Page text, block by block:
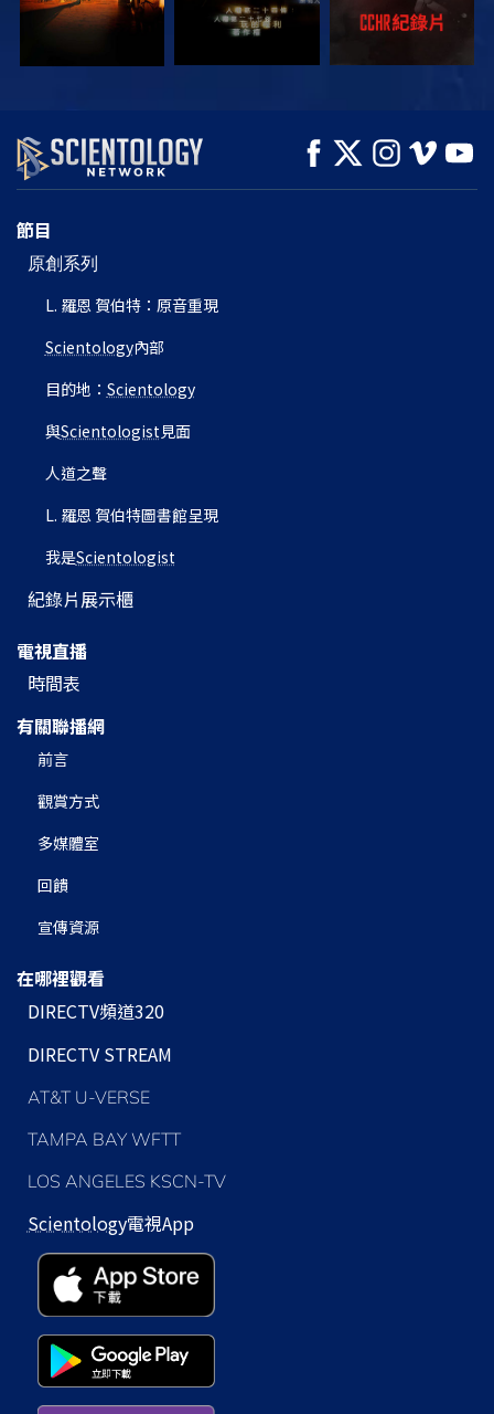
觀看 探索系列節目
節目
原創系列
L. 羅恩 賀伯特：原音重現
Scientology內部
目的地： Scientology
與Scientologist 見面
人道之聲
L. 羅恩 賀伯特圖書館呈現
我是Scientologist
紀錄片展示櫃
電視直播
時間表
有關聯播網
前言
觀賞方式
多媒體室
回饋
宣傳資源
在哪裡觀看
DIRECTV頻道320
DIRECTV STREAM
AT&T U-VERSE
TAMPA BAY WFTT
LOS ANGELES KSCN-TV
Scientology電視App